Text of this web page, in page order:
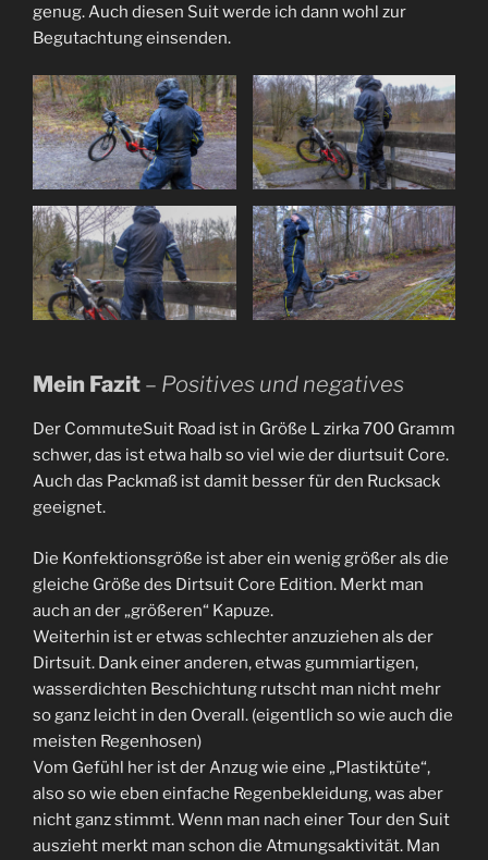
genug. Auch diesen Suit werde ich dann wohl zur
Begutachtung einsenden.
Mein Fazit – Positives und negatives
Der CommuteSuit Road ist in Größe L zirka 700 Gramm
schwer, das ist etwa halb so viel wie der diurtsuit Core.
Auch das Packmaß ist damit besser für den Rucksack
geeignet.
Die Konfektionsgröße ist aber ein wenig größer als die
gleiche Größe des Dirtsuit Core Edition. Merkt man
auch an der „größeren“ Kapuze.
Weiterhin ist er etwas schlechter anzuziehen als der
Dirtsuit. Dank einer anderen, etwas gummiartigen,
wasserdichten Beschichtung rutscht man nicht mehr
so ganz leicht in den Overall. (eigentlich so wie auch die
meisten Regenhosen)
Vom Gefühl her ist der Anzug wie eine „Plastiktüte“,
also so wie eben einfache Regenbekleidung, was aber
nicht ganz stimmt. Wenn man nach einer Tour den Suit
auszieht merkt man schon die Atmungsaktivität. Man